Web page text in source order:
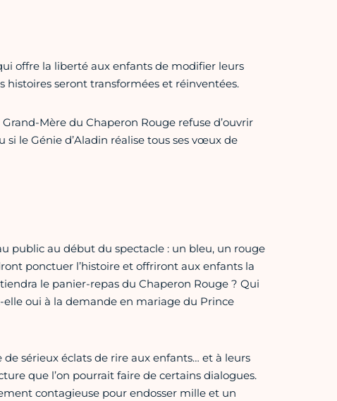
offre la liberté aux enfants de modifier leurs
histoires seront transformées et réinventées.
Mère du Chaperon Rouge refuse d’ouvrir
si le Génie d’Aladin réalise tous ses vœux de
public au début du spectacle : un bleu, un rouge
ponctuer l’histoire et offriront aux enfants la
le panier-repas du Chaperon Rouge ? Qui
oui à la demande en mariage du Prince
sérieux éclats de rire aux enfants… et à leurs
que l’on pourrait faire de certains dialogues.
contagieuse pour endosser mille et un